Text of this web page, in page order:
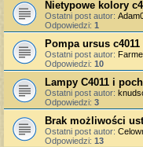
Nietypowe kolory
Ostatni post autor:
Odpowiedzi: 1
Pompa ursus c4011
Ostatni post autor:
Odpowiedzi: 10
Lampy C4011 i
Ostatni post autor:
Odpowiedzi: 3
Brak możliwości
Ostatni post autor:
Odpowiedzi: 13